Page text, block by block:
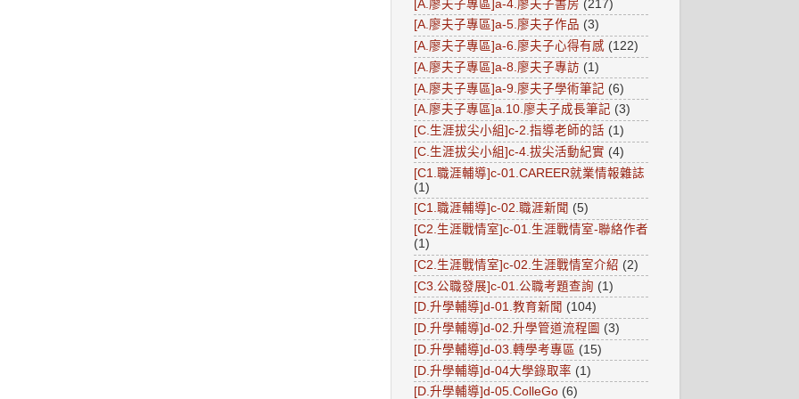
[A.廖夫子專區]a-4.廖夫子書房 (217)
[A.廖夫子專區]a-5.廖夫子作品 (3)
[A.廖夫子專區]a-6.廖夫子心得有感 (122)
[A.廖夫子專區]a-8.廖夫子專訪 (1)
[A.廖夫子專區]a-9.廖夫子學術筆記 (6)
[A.廖夫子專區]a.10.廖夫子成長筆記 (3)
[C.生涯拔尖小組]c-2.指導老師的話 (1)
[C.生涯拔尖小組]c-4.拔尖活動紀實 (4)
[C1.職涯輔導]c-01.CAREER就業情報雜誌
(1)
[C1.職涯輔導]c-02.職涯新聞 (5)
[C2.生涯戰情室]c-01.生涯戰情室-聯絡作者
(1)
[C2.生涯戰情室]c-02.生涯戰情室介紹 (2)
[C3.公職發展]c-01.公職考題查詢 (1)
[D.升學輔導]d-01.教育新聞 (104)
[D.升學輔導]d-02.升學管道流程圖 (3)
[D.升學輔導]d-03.轉學考專區 (15)
[D.升學輔導]d-04大學錄取率 (1)
[D.升學輔導]d-05.ColleGo (6)